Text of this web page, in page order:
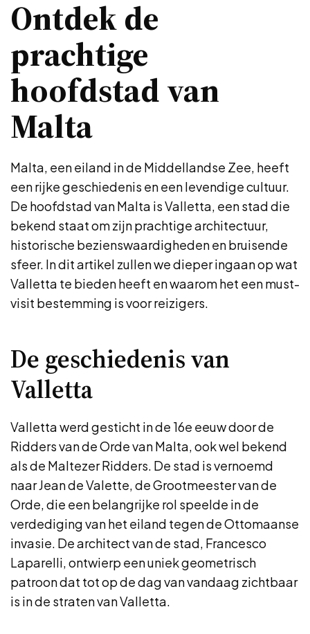
Ontdek de
prachtige
hoofdstad van
Malta
Malta, een eiland in de Middellandse Zee, heeft
een rijke geschiedenis en een levendige cultuur.
De hoofdstad van Malta is Valletta, een stad die
bekend staat om zijn prachtige architectuur,
historische bezienswaardigheden en bruisende
sfeer. In dit artikel zullen we dieper ingaan op wat
Valletta te bieden heeft en waarom het een must-
visit bestemming is voor reizigers.
De geschiedenis van
Valletta
Valletta werd gesticht in de 16e eeuw door de
Ridders van de Orde van Malta, ook wel bekend
als de Maltezer Ridders. De stad is vernoemd
naar Jean de Valette, de Grootmeester van de
Orde, die een belangrijke rol speelde in de
verdediging van het eiland tegen de Ottomaanse
invasie. De architect van de stad, Francesco
Laparelli, ontwierp een uniek geometrisch
patroon dat tot op de dag van vandaag zichtbaar
is in de straten van Valletta.